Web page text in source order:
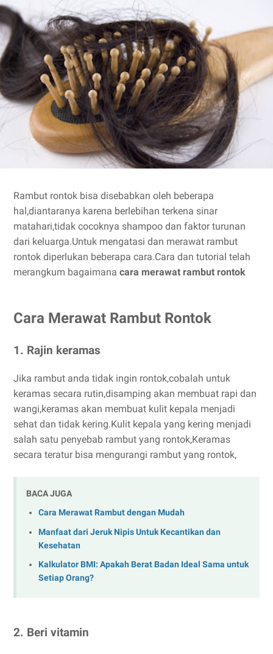
Rambut rontok bisa disebabkan oleh beberapa
hal,diantaranya karena berlebihan terkena sinar
matahari,tidak cocoknya shampoo dan faktor turunan
dari keluarga.Untuk mengatasi dan merawat rambut
rontok diperlukan beberapa cara.Cara dan tutorial telah
merangkum bagaimana cara merawat rambut rontok
Cara Merawat Rambut Rontok
1. Rajin keramas
Jika rambut anda tidak ingin rontok,cobalah untuk
keramas secara rutin,disamping akan membuat rapi dan
wangi,keramas akan membuat kulit kepala menjadi
sehat dan tidak kering.Kulit kepala yang kering menjadi
salah satu penyebab rambut yang rontok,Keramas
secara teratur bisa mengurangi rambut yang rontok,
BACA JUGA
Cara Merawat Rambut dengan Mudah
Manfaat dari Jeruk Nipis Untuk Kecantikan dan
Kesehatan
Kalkulator BMI: Apakah Berat Badan Ideal Sama untuk
Setiap Orang?
2. Beri vitamin